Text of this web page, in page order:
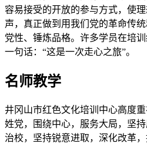
容易接受的开放的参与方式，使
声，真正做到用我们党的革命传
党性、锤炼品格。许多学员在培
一句话：“这是一次走心之旅”。
名师教学
井冈山市红色文化培训中心高度
姓党，围绕中心，服务大局，坚
治校，坚持锐意进取，深化改革，